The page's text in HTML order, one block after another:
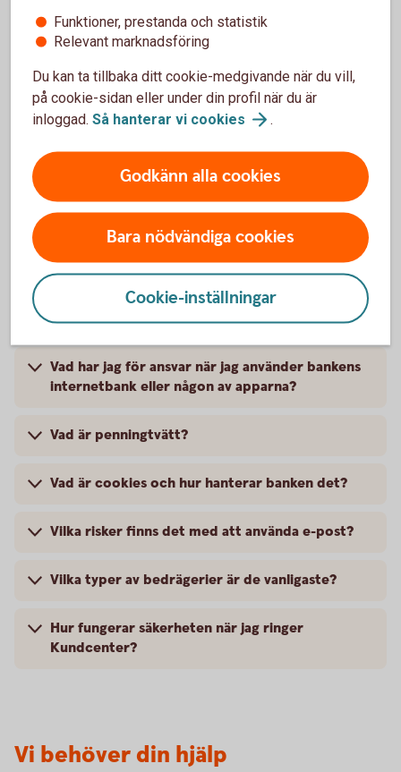
Så ändrar du säkerhetsinställningar efter dina
behov
Frågor och svar om säkerhet
Hur hanterar banken mina personuppgifter?
Vad innebär banksekretess?
Vad har banken för ansvar när jag använder
internetbanken eller någon av apparna?
Vad har jag för ansvar när jag använder bankens
internetbank eller någon av apparna?
Vad är penningtvätt?
Vad är cookies och hur hanterar banken det?
Vilka risker finns det med att använda e-post?
Vilka typer av bedrägerier är de vanligaste?
Hur fungerar säkerheten när jag ringer
Kundcenter?
Vi behöver din hjälp
Funktioner, prestanda och statistik
Relevant marknadsföring
Du kan ta tillbaka ditt cookie-medgivande när du vill,
på cookie-sidan eller under din profil när du är
inloggad. Så hanterar vi cookies .
Godkänn alla cookies
Bara nödvändiga cookies
Cookie-inställningar